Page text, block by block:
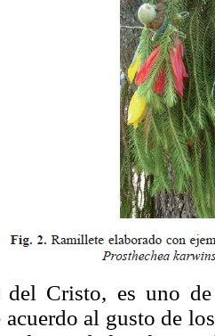
del Cristo, es uno
acuerdo al gusto de